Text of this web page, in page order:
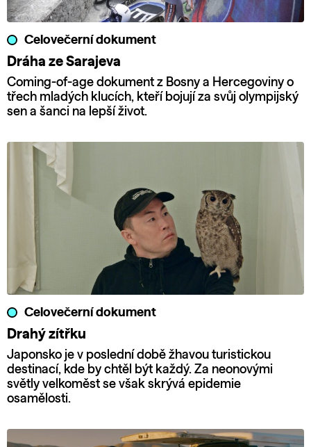
Celovečerní dokument
Dráha ze Sarajeva
Coming-of-age dokument z Bosny a Hercegoviny o
třech mladých klucích, kteří bojují za svůj olympijský
sen a šanci na lepší život.
Celovečerní dokument
Drahý zítřku
Japonsko je v poslední době žhavou turistickou
destinací, kde by chtěl být každý. Za neonovými
světly velkoměst se však skrývá epidemie
osamělosti.